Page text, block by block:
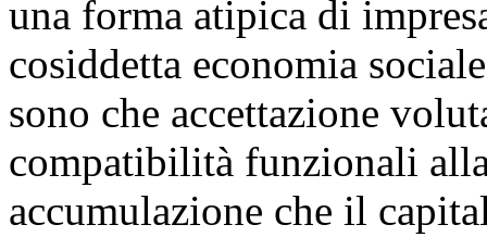
una forma atipica di
cosiddetta economia
sono che accettazione
compatibilità funzionali
accumulazione che il